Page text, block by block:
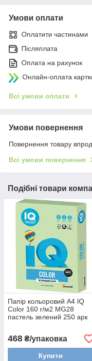
Умови оплати
Оплатити частинами
Післяплата
Оплата на рахунок
Онлайн-оплата
Всі умови оплати
Умови повернення
Повернення товару
Всі умови повернення
Подібні товари
Папір кольоровий А4 IQ
Color 160 г/м2 MG28
пастель зелений 250 арк
468 ₴/упаковка
Купити